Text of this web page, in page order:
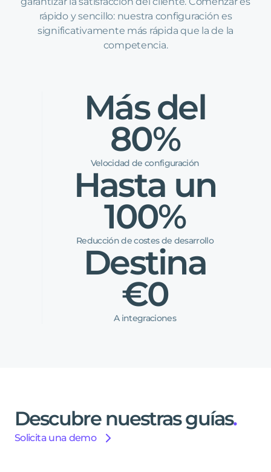
rápido y sencillo: nuestra configuración es
significativamente más rápida que la de la
competencia.
Más del
80%
Velocidad de configuración
Hasta un
100%
Reducción de costes de desarrollo
Destina
€0
A integraciones
Descubre nuestrasguías.
Solicita una demo